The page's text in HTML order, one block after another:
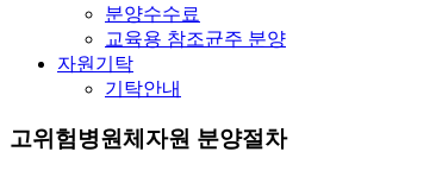
분양수수료
교육용 참조균주 분양
자원기탁
기탁안내
고위험병원체자원 분양절차